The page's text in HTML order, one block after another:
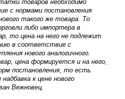
товаров необходимо
с нормами постановления
такого же товара. То
либо импортера в
то цена на него не подлежит
в соответствие с
нового аналогичного.
цена формируется и на него,
постановления, то есть
к цене нового
Вежновец.